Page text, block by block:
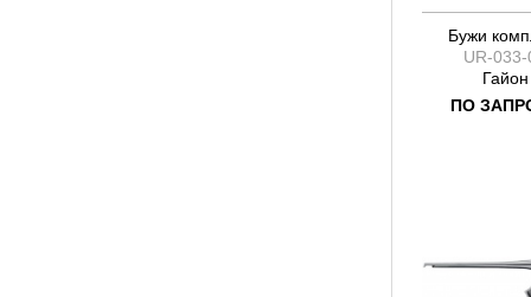
Бужи
UR-033-
Гайон
ПО